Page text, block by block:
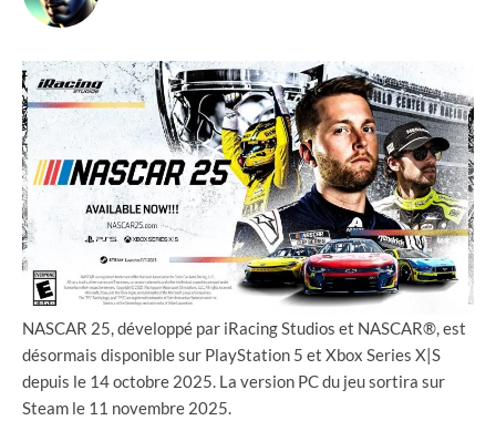
NASCAR 25, développé par iRacing Studios et NASCAR®, est
désormais disponible sur PlayStation 5 et Xbox Series X|S
depuis le 14 octobre 2025. La version PC du jeu sortira sur
Steam le 11 novembre 2025.